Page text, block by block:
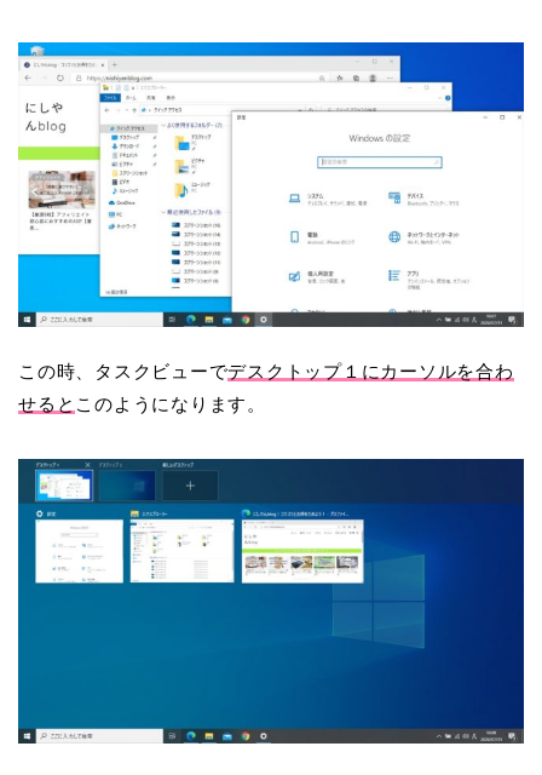
この時、タスクビューでデスクトップ１にカーソルを合わ
せると このようになります。